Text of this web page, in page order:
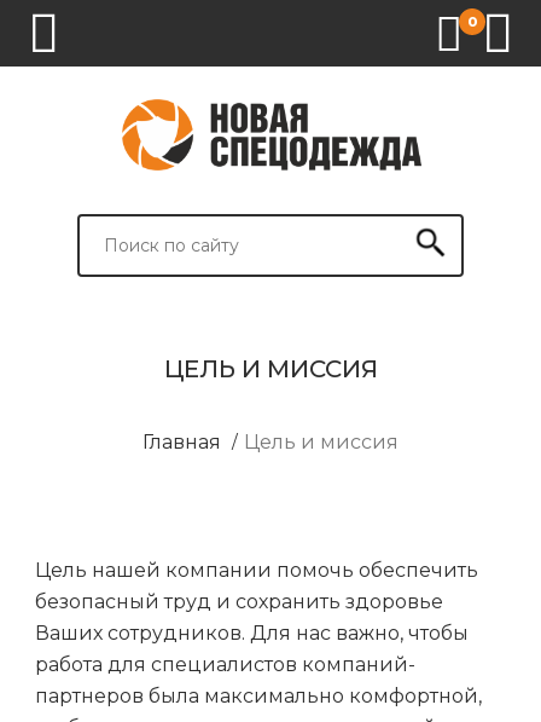
0
СПЕЦОДЕЖДА
СПЕЦОБУВЬ
СРЕДСТВА
ВСПОМОГАТЕЛЬНЫЕ
БРЕНДИРОВАНИЕ
ЦЕЛЬ И МИССИЯ
Главная / Цель и миссия
Цель нашей компании помочь обеспечить
безопасный труд и сохранить здоровье
Ваших сотрудников. Для нас важно, чтобы
работа для специалистов компаний-
партнеров была максимально комфортной,